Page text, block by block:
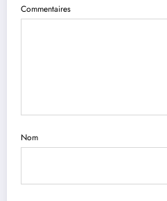
Commentaires
Nom